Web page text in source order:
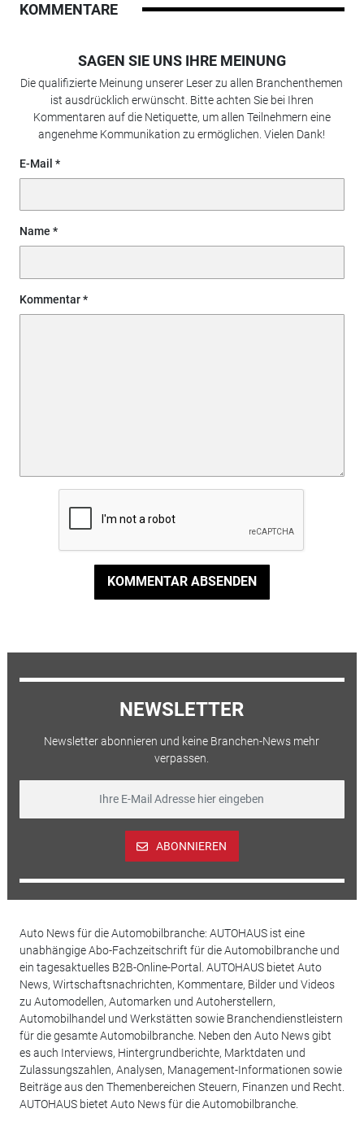
KOMMENTARE
SAGEN SIE UNS IHRE MEINUNG
Die qualifizierte Meinung unserer Leser zu allen Branchenthemen
ist ausdrücklich erwünscht. Bitte achten Sie bei Ihren
Kommentaren auf die Netiquette, um allen Teilnehmern eine
angenehme Kommunikation zu ermöglichen. Vielen Dank!
E-Mail
Name
Kommentar
KOMMENTAR ABSENDEN
NEWSLETTER
Newsletter abonnieren und keine Branchen-News mehr
verpassen.
ABONNIEREN
Auto News für die Automobilbranche: AUTOHAUS ist eine
unabhängige Abo-Fachzeitschrift für die Automobilbranche und
ein tagesaktuelles B2B-Online-Portal. AUTOHAUS bietet Auto
News, Wirtschaftsnachrichten, Kommentare, Bilder und Videos
zu Automodellen, Automarken und Autoherstellern,
Automobilhandel und Werkstätten sowie Branchendienstleistern
für die gesamte Automobilbranche. Neben den Auto News gibt
es auch Interviews, Hintergrundberichte, Marktdaten und
Zulassungszahlen, Analysen, Management-Informationen sowie
Beiträge aus den Themenbereichen Steuern, Finanzen und Recht.
AUTOHAUS bietet Auto News für die Automobilbranche.